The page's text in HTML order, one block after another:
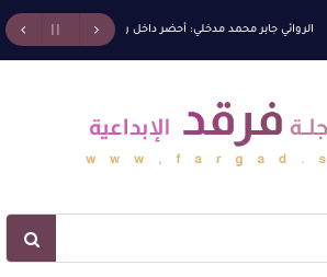
الروائي جابر محمد مدخلي: أحضر داخل رواياتي بحذر، والثقافة قوتنا